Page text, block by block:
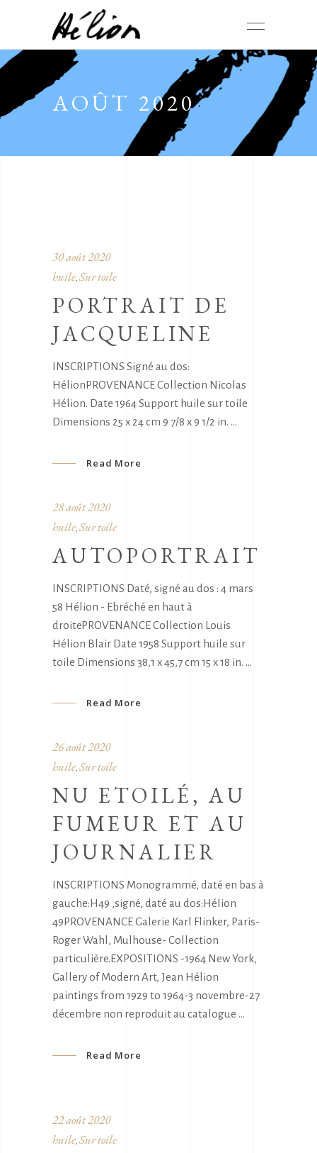
AOÛT 2020
30 août 2020
huile, Sur toile
PORTRAIT DE
JACQUELINE
INSCRIPTIONS Signé au dos:
HélionPROVENANCE Collection Nicolas
Hélion. Date 1964 Support huile sur toile
Dimensions 25 x 24 cm 9 7/8 x 9 1/2 in.
Read More
28 août 2020
huile Sur toile
AUTOPORTRAIT
INSCRIPTIONS Daté, signé au dos : 4 mars
58 Hélion - Ebréché en haut à
droitePROVENANCE Collection Louis
Hélion Blair Date 1958 Support huile sur
toile Dimensions 38,1 x 45,7 cm 15 x 18 in.
Read More
26 août 2020
huile, Sur toile
NU ETOILÉ, AU
FUMEUR ET AU
JOURNALIER
INSCRIPTIONS Monogrammé, daté en bas à
gauche:H49 ,signé, daté au dos:Hélion
49PROVENANCE Galerie Karl Flinker, Paris-
Roger Wahl, Mulhouse- Collection
particulière.EXPOSITIONS -1964 New York,
Gallery of Modern Art, Jean Hélion
paintings from 1929 to 1964-3 novembre-27
décembre non reproduit au catalogue
Read More
22 août 2020
huile Sur toile